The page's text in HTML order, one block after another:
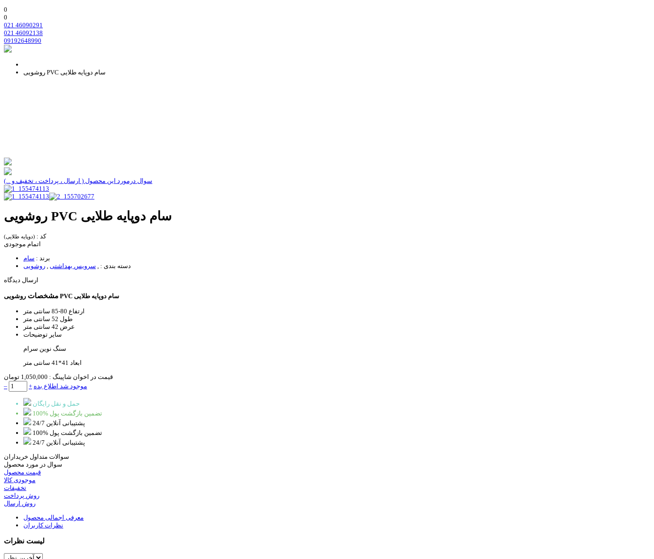
0
0
021 46090291
021 46092138
09192648990
روشویی PVC سام دوپایه طلایی
سوال درمورد این محصول ( ارسال ، پرداخت ، تخفیف و ...)
روشویی PVC سام دوپایه طلایی
کد : (دوپایه طلایی)
اتمام موجودی
برند : سام
دسته بندی :
سرویس بهداشتی
روشویی
ارسال دیدگاه
مشخصات روشویی PVC سام دوپایه طلایی
ارتفاع 80-85 سانتی متر
طول 52 سانتی متر
عرض 42 سانتی متر
سایر توضیحات
ابعاد 41*41 سانتی متر
قیمت در اخوان شاپینگ : 1,050,000 تومان
–
+ موجود شد اطلاع بده
حمل و نقل رایگان
100% تضمین بازگشت پول
پشتیبانی آنلاین 24/7
100% تضمین بازگشت پول
پشتیبانی آنلاین 24/7
سوالات متداول خریداران
سوال در مورد محصول
قیمت محصول
موجودی کالا
تخفیفات
روش پرداخت
روش ارسال
معرفی اجمالی محصول
نظرات کاربران
لیست نظرات